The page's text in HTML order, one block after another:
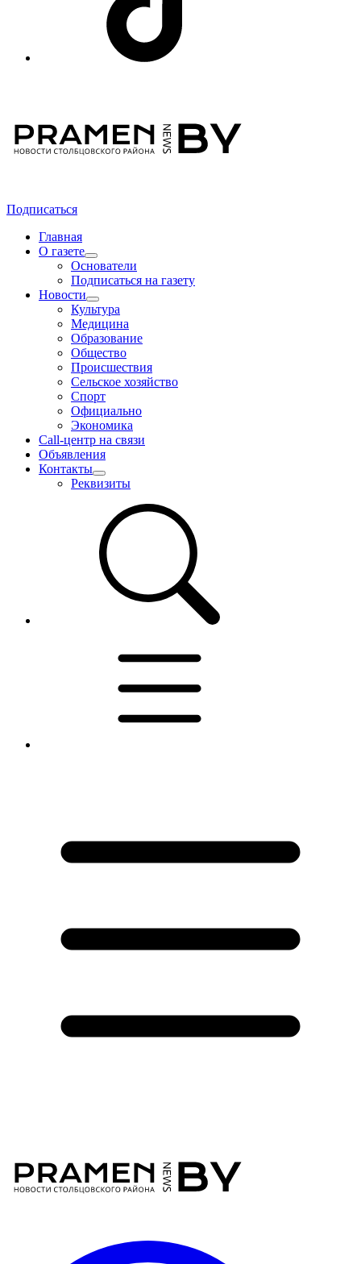
Подписаться
Главная
О газете
Основатели
Подписаться на газету
Новости
Культура
Медицина
Образование
Общество
Происшествия
Сельское хозяйство
Спорт
Официально
Экономика
Call-центр на связи
Объявления
Контакты
Реквизиты